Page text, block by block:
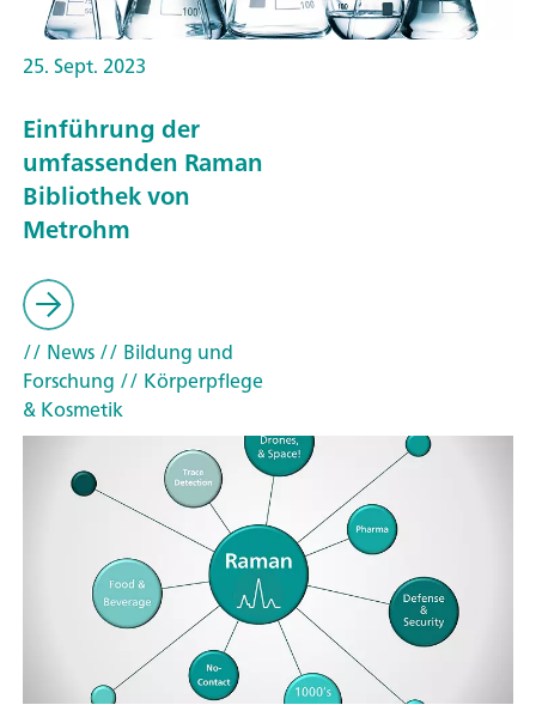
25. Sept. 2023
Einführung der
umfassenden Raman
Bibliothek von
Metrohm
// News// Bildung und
Forschung // Körperpflege
& Kosmetik